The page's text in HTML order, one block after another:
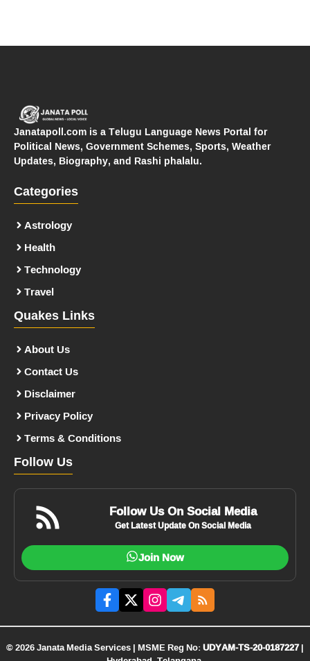
Janatapoll.com is a Telugu Language News Portal for
Political News, Government Schemes, Sports, Weather
Updates, Biography, and Rashi phalalu.
Categories
Astrology
Health
Technology
Travel
Quakes Links
About Us
Contact Us
Disclaimer
Privacy Policy
Terms & Conditions
Follow Us
Follow Us On Social Media
Get Latest Update On Social Media
Join Now
© 2026 Janata Media Services | MSME Reg No:UDYAM-TS-20-0187227|